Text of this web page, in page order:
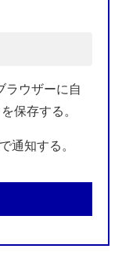
ラウザーに自
保存する。
通知する。